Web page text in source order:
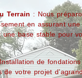
Terrain : Nous
en assurant
une base stable pour
de
de votre projet